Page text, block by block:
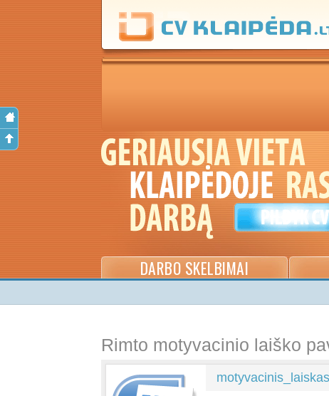
DARBO SKELBIMAI
Rimto motyvacinio laiško